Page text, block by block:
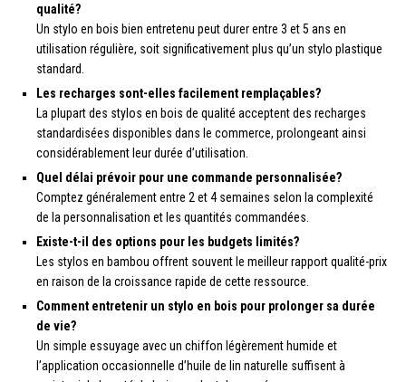
qualité?
Un stylo en bois bien entretenu peut durer entre 3 et 5 ans en
utilisation régulière, soit significativement plus qu’un stylo plastique
standard.
Les recharges sont-elles facilement remplaçables?
La plupart des stylos en bois de qualité acceptent des recharges
standardisées disponibles dans le commerce, prolongeant ainsi
considérablement leur durée d’utilisation.
Quel délai prévoir pour une commande personnalisée?
Comptez généralement entre 2 et 4 semaines selon la complexité
de la personnalisation et les quantités commandées.
Existe-t-il des options pour les budgets limités?
Les stylos en bambou offrent souvent le meilleur rapport qualité-prix
en raison de la croissance rapide de cette ressource.
Comment entretenir un stylo en bois pour prolonger sa durée
de vie?
Un simple essuyage avec un chiffon légèrement humide et
l’application occasionnelle d’huile de lin naturelle suffisent à